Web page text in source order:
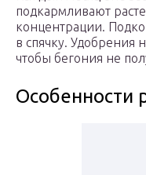
подкармливают
концентрации.
в спячку. Удобрения
чтобы бегония не
Особенности